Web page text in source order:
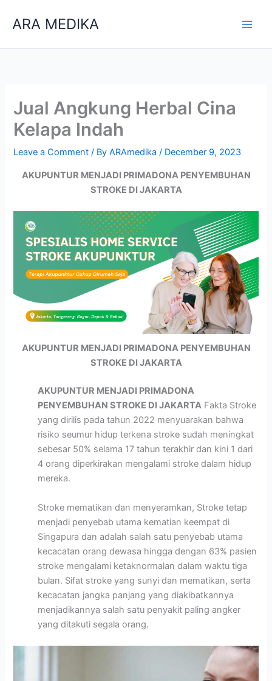
ARA MEDIKA
Jual Angkung Herbal Cina
Kelapa Indah
Leave a Comment / ByARAmedika/ December 9, 2023
AKUPUNTUR MENJADI PRIMADONA PENYEMBUHAN
STROKE DI JAKARTA
AKUPUNTUR MENJADI PRIMADONA PENYEMBUHAN
STROKE DI JAKARTA
AKUPUNTUR MENJADI PRIMADONA
PENYEMBUHAN STROKE DI JAKARTA Fakta Stroke
yang dirilis pada tahun 2022 menyuarakan bahwa
risiko seumur hidup terkena stroke sudah meningkat
sebesar 50% selama 17 tahun terakhir dan kini 1 dari
4 orang diperkirakan mengalami stroke dalam hidup
mereka.
Stroke mematikan dan menyeramkan, Stroke tetap
menjadi penyebab utama kematian keempat di
Singapura dan adalah salah satu penyebab utama
kecacatan orang dewasa hingga dengan 63% pasien
stroke mengalami ketaknormalan dalam waktu tiga
bulan. Sifat stroke yang sunyi dan mematikan, serta
kecacatan jangka panjang yang diakibatkannya
menjadikannya salah satu penyakit paling angker
yang ditakuti segala orang.